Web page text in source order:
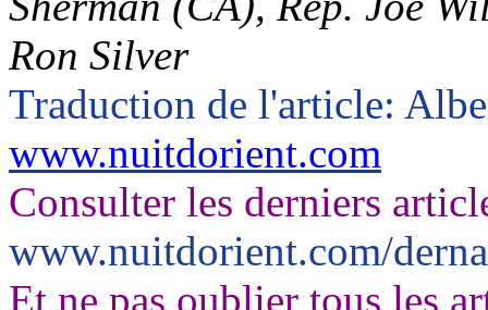
Ron Silver
Traduction de l'article:
www.nuitdorient.com
Consulter les derniers
www.nuitdorient.com/
Et ne pas oublier tous les